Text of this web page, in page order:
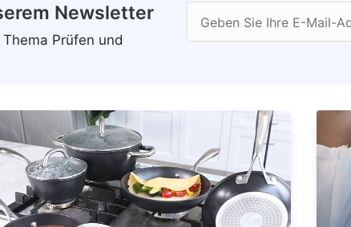
Newsletter
Prüfen und
Geben Sie Ihre E-Mail-